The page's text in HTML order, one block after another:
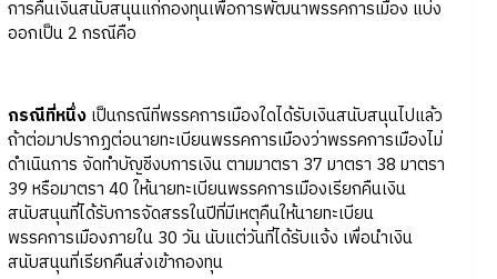
การคืนเงินสนับสนุนแก่กองทุนเพื่อการพัฒนาพรรคการเมือง แบ่ง
ออกเป็น 2 กรณีคือ
กรณีที่หนึ่งเป็นกรณีที่พรรคการเมืองใดได้รับเงินสนับสนุนไปแล้ว
ถ้าต่อมาปรากฏต่อนายทะเบียนพรรคการเมืองว่าพรรคการเมืองไม่
ดำเนินการ จัดทำบัญชีงบการเงิน ตามมาตรา 37 มาตรา 38 มาตรา
39 หรือมาตรา 40 ให้นายทะเบียนพรรคการเมืองเรียกคืนเงิน
สนับสนุนที่ได้รับการจัดสรรในปีที่มีเหตุคืนให้นายทะเบียน
พรรคการเมืองภายใน 30 วัน นับแต่วันที่ได้รับแจ้ง เพื่อนำเงิน
สนับสนุนที่เรียกคืนส่งเข้ากองทุน